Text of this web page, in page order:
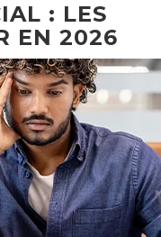
: LES
EN 2026